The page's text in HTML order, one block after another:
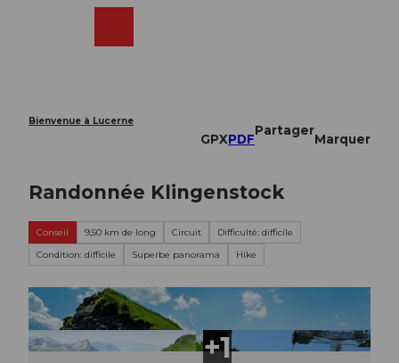
Bienvenue à Lucerne
GPXPDF
Partager
Marquer
Randonnée Klingenstock
Conseil 9,50 km de long Circuit
Difficulté: difficile
Condition: difficile
Superbe panorama Hike